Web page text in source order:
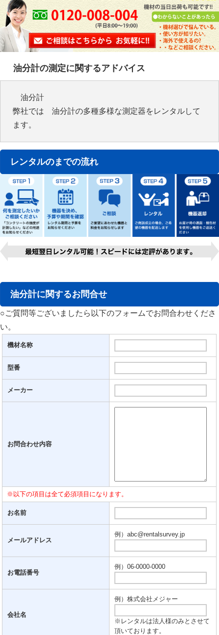
油分計の測定に関するアドバイス
油分計
弊社では 油分計の多種多様な測定器をレンタルして
ます。
レンタルのまでの流れ
油分計に関するお問合せ
○ご質問等ございましたら以下のフォームでお問合わせくださ
い。
機材名称
型番
メーカー
お問合わせ内容
※以下の項目は全て必須項目になります。
お名前
メールアドレス
例）abc@rentalsurvey.jp
お電話番号
例）06-0000-0000
会社名
例）株式会社メジャー
※レンタルは法人様のみとさせて
頂いております。